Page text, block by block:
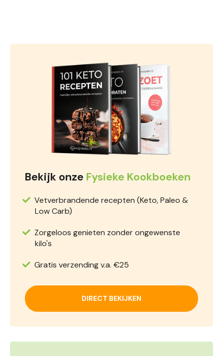
Bekijk onze Fysieke Kookboeken
Vetverbrandende recepten (Keto, Paleo &
Low Carb)
Zorgeloos genieten zonder ongewenste
kilo's
Gratis verzending v.a. €25
DIRECT BEKIJKEN